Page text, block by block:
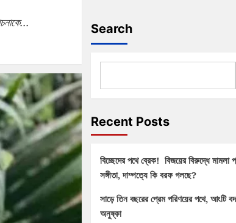
Search
Recent Posts
বিচ্ছেদের পথে ব্রেক! বিজয়ের বিরুদ্ধে মামলা
সঙ্গীতা, দাম্পত্যে কি বরফ গলছে?
সাড়ে তিন বছরের প্রেম পরিণয়ের পথে, আংটি
অনুষ্কা